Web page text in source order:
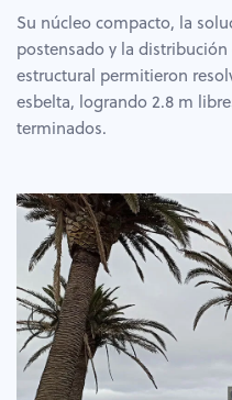
Su núcleo compacto, la
postensado y la
estructural permitieron
esbelta, logrando 2.8 m
terminados.